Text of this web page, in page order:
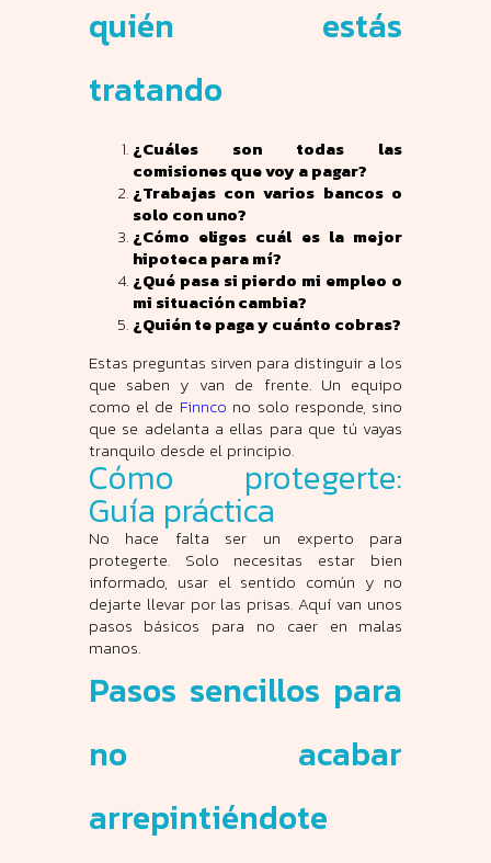
quién estás
tratando
¿Cuáles son todas las
comisiones que voy a pagar?
¿Trabajas con varios bancos o
solo con uno?
¿Cómo eliges cuál es la mejor
hipoteca para mí?
¿Qué pasa si pierdo mi empleo o
mi situación cambia?
¿Quién te paga y cuánto cobras?
Estas preguntas sirven para distinguir a los
que saben y van de frente. Un equipo
como el de Finnco no solo responde, sino
que se adelanta a ellas para que tú vayas
tranquilo desde el principio.
Cómo protegerte:
Guía práctica
No hace falta ser un experto para
protegerte. Solo necesitas estar bien
informado, usar el sentido común y no
dejarte llevar por las prisas. Aquí van unos
pasos básicos para no caer en malas
manos.
Pasos sencillos para
no acabar
arrepintiéndote